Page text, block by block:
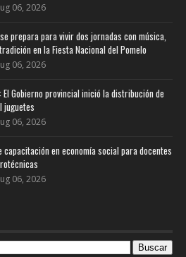
06, 2026
prepara para vivir dos jornadas con música,
en la Fiesta Nacional del Pomelo
06, 2026
El Gobierno provincial inició la distribución de
juguetes
06, 2026
en economía social para docentes
06, 2026